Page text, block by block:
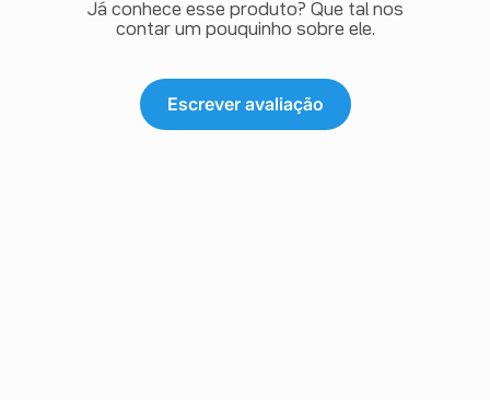
Já conhece esse produto? Que tal nos
contar um pouquinho sobre ele.
Escrever avaliação